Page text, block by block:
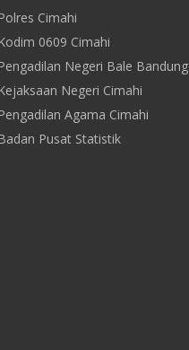
Polres Cimahi
Kodim 0609 Cimahi
Pengadilan Negeri Bale Bandung
Kejaksaan Negeri Cimahi
Pengadilan Agama Cimahi
Badan Pusat Statistik